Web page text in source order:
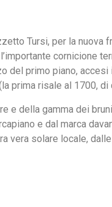
Tursi, per la
cornicione
del primo piano,
prima risale al 1700,
e della gamma dei
e dal marca
vera solare locale,